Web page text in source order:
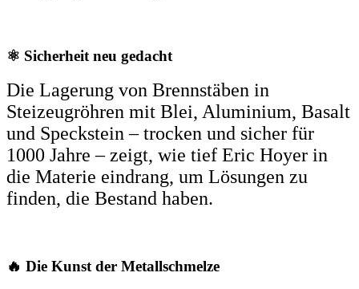
⚛️ Sicherheit neu gedacht
Die Lagerung von Brennstäben in
Steizeugröhren mit Blei, Aluminium, Basalt
und Speckstein – trocken und sicher für
1000 Jahre – zeigt, wie tief Eric Hoyer in
die Materie eindrang, um Lösungen zu
finden, die Bestand haben.
🔥 Die Kunst der Metallschmelze